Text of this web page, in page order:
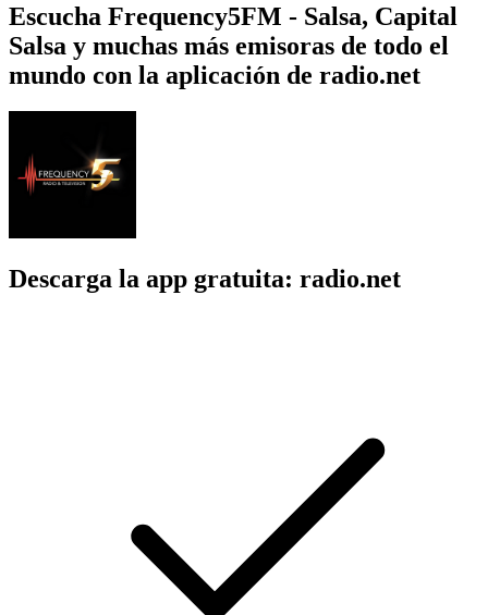
Escucha Frequency5FM - Salsa, Capital
Salsa y muchas más emisoras de todo el
mundo con la aplicación de radio.net
Descarga la app gratuita: radio.net